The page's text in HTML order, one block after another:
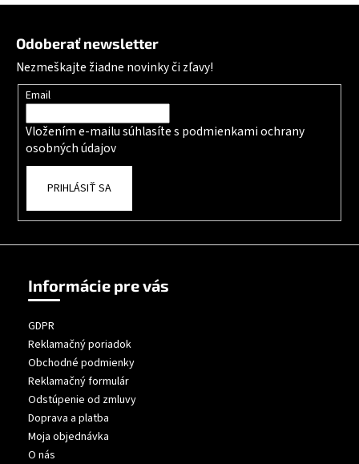
Odoberať newsletter
Nezmeškajte žiadne novinky či zľavy!
Email
Vložením e-mailu súhlasíte s podmienkami ochrany
osobných údajov
PRIHLÁSIŤ SA
Informácie pre vás
GDPR
Reklamačný poriadok
Obchodné podmienky
Reklamačný formulár
Odstúpenie od zmluvy
Doprava a platba
Moja objednávka
O nás